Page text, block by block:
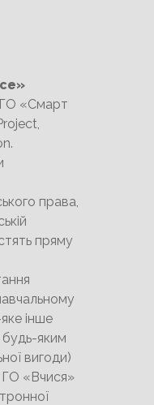
ГО «Смарт
права,
пряму
інше
будь-яким
вигоди)
ГО «Вчися»